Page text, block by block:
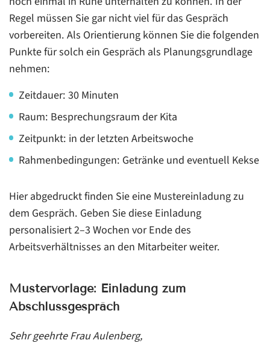
Regel müssen Sie gar nicht viel für das Gespräch
vorbereiten. Als Orientierung können Sie die folgenden
Punkte für solch ein Gespräch als Planungsgrundlage
nehmen:
Zeitdauer: 30 Minuten
Raum: Besprechungsraum der Kita
Zeitpunkt: in der letzten Arbeitswoche
Rahmenbedingungen: Getränke und eventuell Kekse
Hier abgedruckt finden Sie eine Mustereinladung zu
dem Gespräch. Geben Sie diese Einladung
personalisiert 2–3 Wochen vor Ende des
Arbeitsverhältnisses an den Mitarbeiter weiter.
Mustervorlage: Einladung zum
Abschlussgespräch
Sehr geehrte Frau Aulenberg,